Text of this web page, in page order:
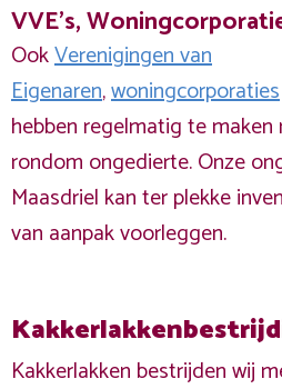
VVE's,
OokVerenigingen van
Eigenaren,woningcorporaties
hebben regelmatig te
rondom ongedierte. Onze
Maasdriel kan ter plekke
van aanpak voorleggen.
Kakkerlakken bestrijden wij